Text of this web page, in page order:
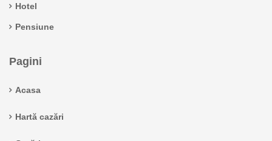
Hotel
Pensiune
Pagini
Acasa
Hartă cazări